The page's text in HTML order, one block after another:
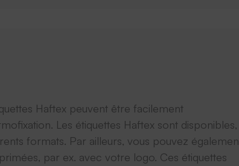
Haftex peuvent être facilement
Les étiquettes Haftex sont disponibles,
formats. Par ailleurs, vous pouvez
par ex. avec votre logo. Ces étiquettes